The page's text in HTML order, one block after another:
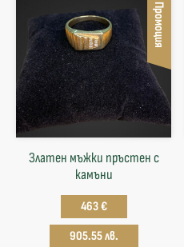
Промоция
Златен мъжки пръстен с
камъни
463 €
905.55 лв.